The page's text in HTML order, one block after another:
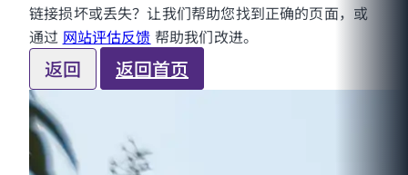
链接损坏或丢失？让我们帮助您找到正确的页面，或
通过 网站评估反馈 帮助我们改进。
返回 返回首页